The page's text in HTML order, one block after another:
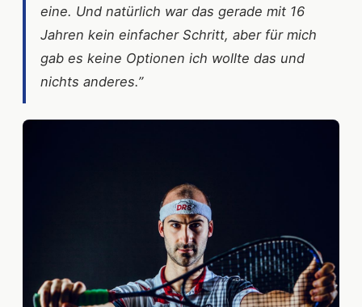
eine. Und natürlich war das gerade mit 16
Jahren kein einfacher Schritt, aber für mich
gab es keine Optionen ich wollte das und
nichts anderes.”